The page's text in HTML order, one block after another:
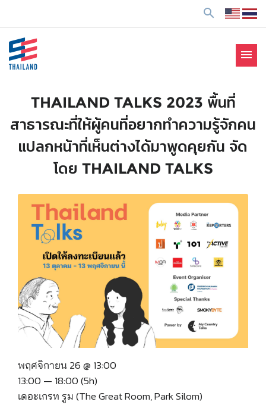
search
Enterprise: SE
menu
THAILAND TALKS 2023 พื้นที่
สาธารณะที่ให้ผู้คนที่อยากทำความรู้จักคน
แปลกหน้าที่เห็นต่างได้มาพูดคุยกัน จัด
โดย THAILAND TALKS
พฤศจิกายน 26 @ 13:00
13:00 — 18:00(5h)
เดอะเกรท รูม (The Great Room, Park Silom)